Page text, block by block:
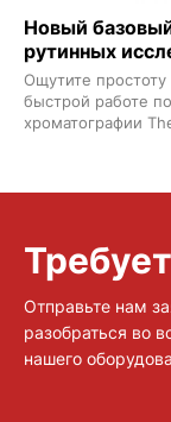
Новый
рутинных
Ощутите
быстрой работе
хроматографии
обновление до
Ваши требования
Отправьте нам
разобраться во
нашего